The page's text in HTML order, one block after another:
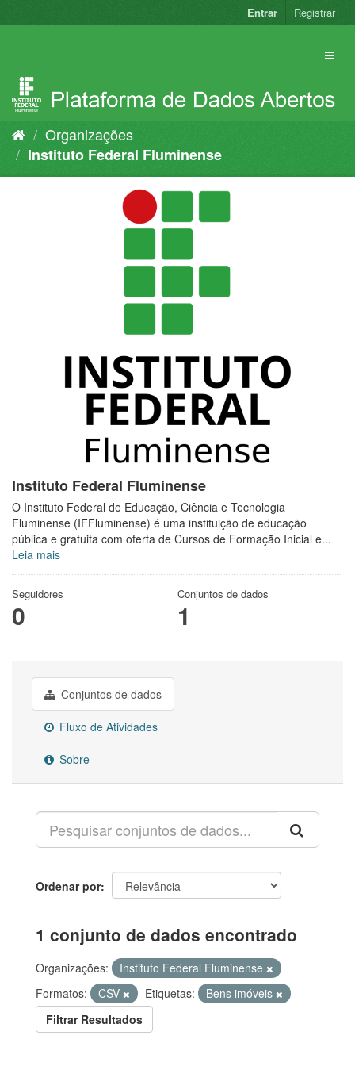
para
Entrar Registrar
Organizações
Instituto Federal Fluminense
Instituto Federal Fluminense
O Instituto Federal de Educação, Ciência e Tecnologia
Fluminense (IFFluminense) é uma instituição de educação
pública e gratuita com oferta de Cursos de Formação Inicial e...
Leia mais
Seguidores
0
Conjuntos de dados
1
Conjuntos de dados
Fluxo de Atividades
Sobre
Ordenar por
1 conjunto de dados encontrado
Organizações:
Instituto Federal Fluminense
Formatos:
CSV Etiquetas:
Bens imóveis
Filtrar Resultados